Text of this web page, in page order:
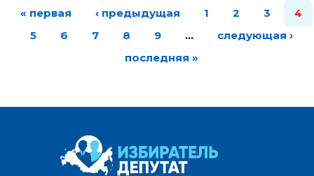
« первая ‹ предыдущая 1 2 3
4
5
6 7 8 9 …
следующая ›
последняя »